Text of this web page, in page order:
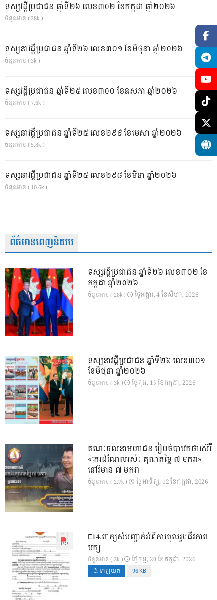
ទស្សវដ្តីប្រជាជន ឆ្នាំទី២៦ លេខ៣០២ ខែកក្កដា ឆ្នាំ២០២៦
ចំនួនអាន ( 28k )
ទស្សនាវដ្ដីប្រជាជន ឆ្នាំទី២៦ លេខ៣០១ ខែមិថុនា ឆ្នាំ២០២៦
ចំនួនអាន ( 3k )
ទស្សវដ្តីប្រជាជន ឆ្នាំទី២៥ លេខ៣០០ ខែឧសភា ឆ្នាំ២០២៦
ចំនួនអាន ( 7.6k )
ទស្សនាវដ្ដីប្រជាជន ឆ្នាំទី២៥ លេខ២៩៩ ខែមេសា ឆ្នាំ២០២៦
ចំនួនអាន ( 5.8k )
ទស្សនាវដ្ដីប្រជាជន ឆ្នាំទី២៥ លេខ២៩៨ ខែមីនា ឆ្នាំ២០២៦
ចំនួនអាន ( 10.6k )
ព័ត៌មានពេញនិយម
ទស្សវដ្តីប្រជាជន ឆ្នាំទី២៦ លេខ៣០២ ខែ
កក្កដា ឆ្នាំ២០២៦
ចំនួនអាន ( 28k ) ថ្ងៃ​អង្គារ, 4 ខែ​សីហា, 2026
ទស្សនាវដ្ដីប្រជាជន ឆ្នាំទី២៦ លេខ៣០១
ខែមិថុនា ឆ្នាំ២០២៦
ចំនួនអាន ( 3k ) ថ្ងៃ​ពុធ, 15 ខែ​កក្កដា, 2026
គណៈចលនាមហាជន រៀបចំបាឋកថាស៊េរី
«កេរដំណែលរស់៖ គុណតម្លៃ ៧ មករា»
នៅវិមាន ៧ មករា
ចំនួនអាន ( 2.7k ) ថ្ងៃ​អាទិត្យ, 12 ខែ​កក្កដា, 2026
E14.ពាក្យសុំបញ្ជាក់អំពីការចូលរួមជីវភាព
បក្ស
ចំនួនអាន ( 2k ) ថ្ងៃ​ចន្ទ, 20 ខែ​កក្កដា, 2026
ទាញយក 96 KB